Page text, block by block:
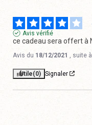
Avis vérifié
ce cadeau sera offert à
Avis du 18/12/2021 , suite
Utile(0) Signaler